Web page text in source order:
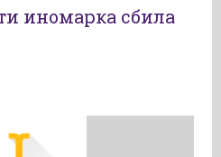
иномарка сбила